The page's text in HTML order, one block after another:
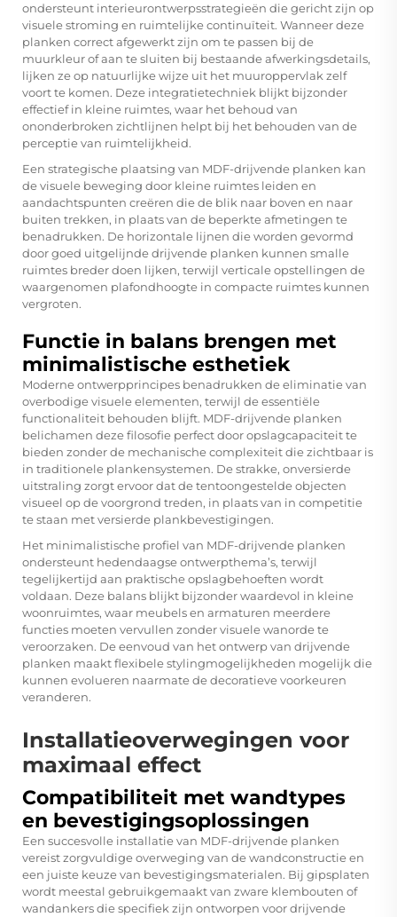
ondersteunt interieurontwerpsstrategieën die gericht zijn op
visuele stroming en ruimtelijke continuïteit. Wanneer deze
planken correct afgewerkt zijn om te passen bij de
muurkleur of aan te sluiten bij bestaande afwerkingsdetails,
lijken ze op natuurlijke wijze uit het muuroppervlak zelf
voort te komen. Deze integratietechniek blijkt bijzonder
effectief in kleine ruimtes, waar het behoud van
ononderbroken zichtlijnen helpt bij het behouden van de
perceptie van ruimtelijkheid.
Een strategische plaatsing van MDF-drijvende planken kan
de visuele beweging door kleine ruimtes leiden en
aandachtspunten creëren die de blik naar boven en naar
buiten trekken, in plaats van de beperkte afmetingen te
benadrukken. De horizontale lijnen die worden gevormd
door goed uitgelijnde drijvende planken kunnen smalle
ruimtes breder doen lijken, terwijl verticale opstellingen de
waargenomen plafondhoogte in compacte ruimtes kunnen
vergroten.
Functie in balans brengen met
minimalistische esthetiek
Moderne ontwerpprincipes benadrukken de eliminatie van
overbodige visuele elementen, terwijl de essentiële
functionaliteit behouden blijft. MDF-drijvende planken
belichamen deze filosofie perfect door opslagcapaciteit te
bieden zonder de mechanische complexiteit die zichtbaar is
in traditionele plankensystemen. De strakke, onversierde
uitstraling zorgt ervoor dat de tentoongestelde objecten
visueel op de voorgrond treden, in plaats van in competitie
te staan met versierde plankbevestigingen.
Het minimalistische profiel van MDF-drijvende planken
ondersteunt hedendaagse ontwerpthema’s, terwijl
tegelijkertijd aan praktische opslagbehoeften wordt
voldaan. Deze balans blijkt bijzonder waardevol in kleine
woonruimtes, waar meubels en armaturen meerdere
functies moeten vervullen zonder visuele wanorde te
veroorzaken. De eenvoud van het ontwerp van drijvende
planken maakt flexibele stylingmogelijkheden mogelijk die
kunnen evolueren naarmate de decoratieve voorkeuren
veranderen.
Installatieoverwegingen voor
maximaal effect
Compatibiliteit met wandtypes
en bevestigingsoplossingen
Een succesvolle installatie van MDF-drijvende planken
vereist zorgvuldige overweging van de wandconstructie en
een juiste keuze van bevestigingsmaterialen. Bij gipsplaten
wordt meestal gebruikgemaakt van zware klembouten of
wandankers die specifiek zijn ontworpen voor drijvende